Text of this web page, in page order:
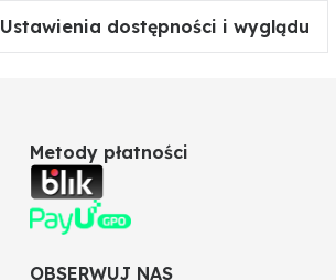
Ustawienia dostępności i wyglądu
Metody płatności
OBSERWUJ NAS